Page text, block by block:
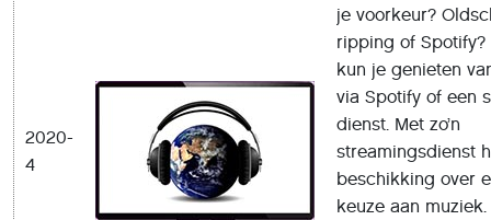
2020-
4
je voorkeur?
ripping of Spotify?
kun je genieten
via Spotify of een
dienst. Met zo’n
streamingsdienst
beschikking over
keuze aan